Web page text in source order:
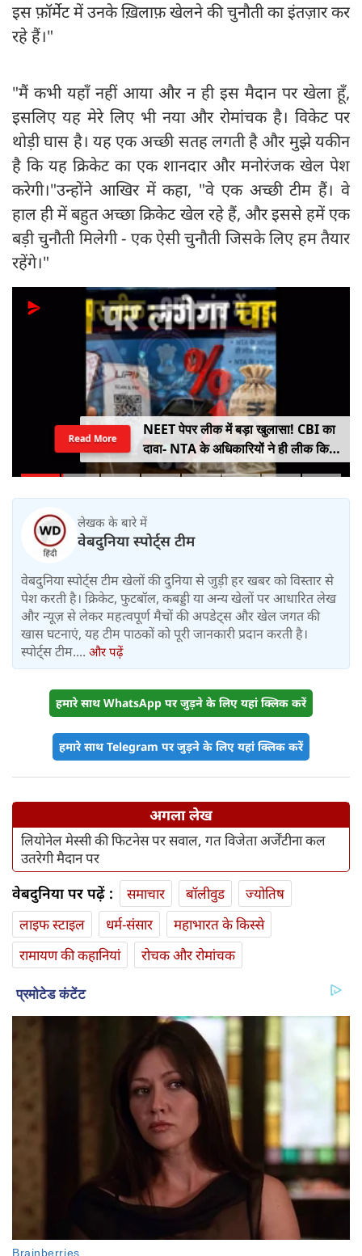
इस फ़ॉर्मेट में उनके ख़िलाफ़ खेलने की चुनौती का इंतज़ार कर
रहे हैं।"
"मैं कभी यहाँ नहीं आया और न ही इस मैदान पर खेला हूँ,
इसलिए यह मेरे लिए भी नया और रोमांचक है। विकेट पर
थोड़ी घास है। यह एक अच्छी सतह लगती है और मुझे यकीन
है कि यह क्रिकेट का एक शानदार और मनोरंजक खेल पेश
करेगी।"उन्होंने आखिर में कहा, "वे एक अच्छी टीम हैं। वे
हाल ही में बहुत अच्छा क्रिकेट खेल रहे हैं, और इससे हमें एक
बड़ी चुनौती मिलेगी - एक ऐसी चुनौती जिसके लिए हम तैयार
रहेंगे।"
NEET पेपर लीक में बड़ा खुलासा! CBI का
दावा- NTA के अधिकारियों ने ही लीक किए
थे प्रश्नपत्र
Read More
लेखक के बारे में
वेबदुनिया स्पोर्ट्स टीम
वेबदुनिया स्पोर्ट्स टीम खेलों की दुनिया से जुड़ी हर खबर को विस्तार से
पेश करती है। क्रिकेट, फुटबॉल, कबड्डी या अन्य खेलों पर आधारित लेख
और न्यूज़ से लेकर महत्वपूर्ण मैचों की अपडेट्स और खेल जगत की
खास घटनाएं, यह टीम पाठकों को पूरी जानकारी प्रदान करती है।
स्पोर्ट्स टीम.... और पढ़ें
हमारे साथ WhatsApp पर जुड़ने के लिए यहां क्लिक करें
हमारे साथ Telegram पर जुड़ने के लिए यहां क्लिक करें
अगला लेख
लियोनेल मेस्सी की फिटनेस पर सवाल, गत विजेता अर्जेंटीना कल
उतरेगी मैदान पर
वेबदुनिया पर पढ़ें : समाचार बॉलीवुड
ज्योतिष
लाइफ स्‍टाइल
धर्म-संसार
महाभारत के किस्से
रामायण की कहानियां
रोचक और रोमांचक